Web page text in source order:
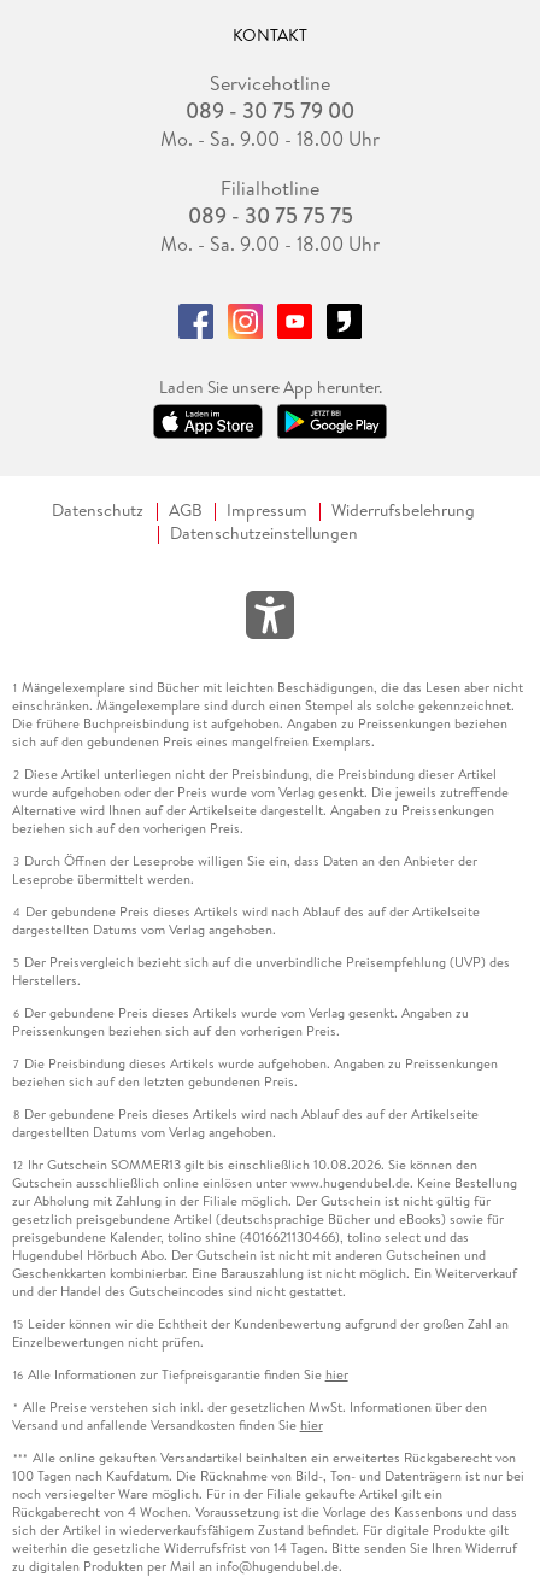
KONTAKT
Servicehotline
089 - 30 75 79 00
Mo. - Sa. 9.00 - 18.00 Uhr
Filialhotline
089 - 30 75 75 75
Mo. - Sa. 9.00 - 18.00 Uhr
Laden Sie unsere App herunter.
Datenschutz AGB Impressum
Widerrufsbelehrung
Datenschutzeinstellungen
1 Mängelexemplare sind Bücher mit leichten Beschädigungen, die das Lesen aber nicht
einschränken. Mängelexemplare sind durch einen Stempel als solche gekennzeichnet.
Die frühere Buchpreisbindung ist aufgehoben. Angaben zu Preissenkungen beziehen
sich auf den gebundenen Preis eines mangelfreien Exemplars.
2 Diese Artikel unterliegen nicht der Preisbindung, die Preisbindung dieser Artikel
wurde aufgehoben oder der Preis wurde vom Verlag gesenkt. Die jeweils zutreffende
Alternative wird Ihnen auf der Artikelseite dargestellt. Angaben zu Preissenkungen
beziehen sich auf den vorherigen Preis.
3 Durch Öffnen der Leseprobe willigen Sie ein, dass Daten an den Anbieter der
Leseprobe übermittelt werden.
4 Der gebundene Preis dieses Artikels wird nach Ablauf des auf der Artikelseite
dargestellten Datums vom Verlag angehoben.
5 Der Preisvergleich bezieht sich auf die unverbindliche Preisempfehlung (UVP) des
Herstellers.
6 Der gebundene Preis dieses Artikels wurde vom Verlag gesenkt. Angaben zu
Preissenkungen beziehen sich auf den vorherigen Preis.
7 Die Preisbindung dieses Artikels wurde aufgehoben. Angaben zu Preissenkungen
beziehen sich auf den letzten gebundenen Preis.
8 Der gebundene Preis dieses Artikels wird nach Ablauf des auf der Artikelseite
dargestellten Datums vom Verlag angehoben.
12 Ihr Gutschein SOMMER13 gilt bis einschließlich 10.08.2026. Sie können den
Gutschein ausschließlich online einlösen unter www.hugendubel.de. Keine Bestellung
zur Abholung mit Zahlung in der Filiale möglich. Der Gutschein ist nicht gültig für
gesetzlich preisgebundene Artikel (deutschsprachige Bücher und eBooks) sowie für
preisgebundene Kalender, tolino shine (4016621130466), tolino select und das
Hugendubel Hörbuch Abo. Der Gutschein ist nicht mit anderen Gutscheinen und
Geschenkkarten kombinierbar. Eine Barauszahlung ist nicht möglich. Ein Weiterverkauf
und der Handel des Gutscheincodes sind nicht gestattet.
15 Leider können wir die Echtheit der Kundenbewertung aufgrund der großen Zahl an
Einzelbewertungen nicht prüfen.
16 Alle Informationen zur Tiefpreisgarantie finden Sie hier
* Alle Preise verstehen sich inkl. der gesetzlichen MwSt. Informationen über den
Versand und anfallende Versandkosten finden Sie hier
*** Alle online gekauften Versandartikel beinhalten ein erweitertes Rückgaberecht von
100 Tagen nach Kaufdatum. Die Rücknahme von Bild-, Ton- und Datenträgern ist nur bei
noch versiegelter Ware möglich. Für in der Filiale gekaufte Artikel gilt ein
Rückgaberecht von 4 Wochen. Voraussetzung ist die Vorlage des Kassenbons und dass
sich der Artikel in wiederverkaufsfähigem Zustand befindet. Für digitale Produkte gilt
weiterhin die gesetzliche Widerrufsfrist von 14 Tagen. Bitte senden Sie Ihren Widerruf
zu digitalen Produkten per Mail an info@hugendubel.de.